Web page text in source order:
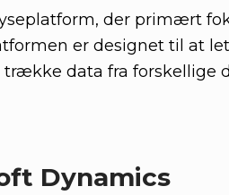
der primært
er designet til at
data fra forskellige
Dynamics